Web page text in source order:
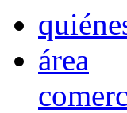
área